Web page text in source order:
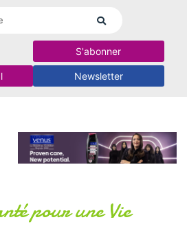
S'abonner
Newsletter
pour une Vie